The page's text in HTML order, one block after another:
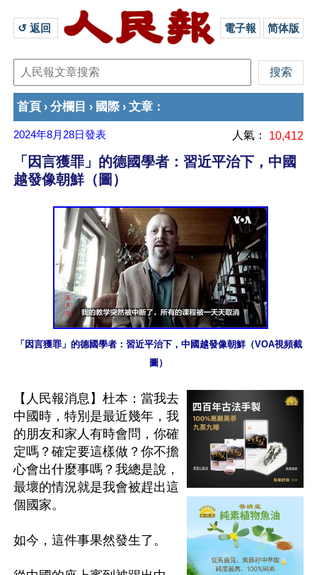
↺ 返回 電子報 简体版
首頁 › 分欄目 › 國際› 文章 ：
2024年8月28日發表 人氣： 10,412
「因言獲罪」的德國學者：習近平治下，中國
越發像朝鮮（圖）
「因言獲罪」的德國學者：習近平治下，中國越發像朝鮮（VOA視頻截
圖）
【人民報消息】杜本：當我去
中國時，特別是最近幾年，我
的朋友和家人有時會問，你確
定嗎？確定要這樣做？你不擔
心會出什麼事嗎？我總是說，
最壞的情況就是我會被趕出這
個國家。
如今，這件事果然發生了。